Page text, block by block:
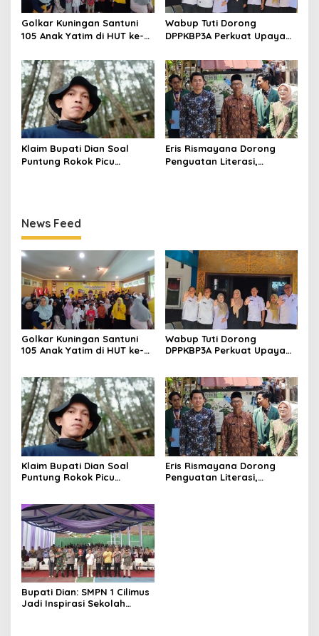
Golkar Kuningan Santuni
105 Anak Yatim di HUT ke-
Doakan Partai Semakin
Berjaya
Wabup Tuti Dorong
DPPKBP3A Perkuat Upaya
Tingkatkan Kesejahteraan
Keluarga
Klaim Bupati Dian Soal
Puntung Rokok Picu
Eris Rismayana Dorong
Penguatan Literasi,
News Feed
Golkar Kuningan Santuni
105 Anak Yatim di HUT ke-
Berjaya
Wabup Tuti Dorong
DPPKBP3A Perkuat Upaya
Keluarga
Klaim Bupati Dian Soal
Puntung Rokok Picu
Sesuai Kajian Ilmiah
Eris Rismayana Dorong
Penguatan Literasi,
Bupati Dian: SMPN 1 Cilimus
Jadi Inspirasi Sekolah